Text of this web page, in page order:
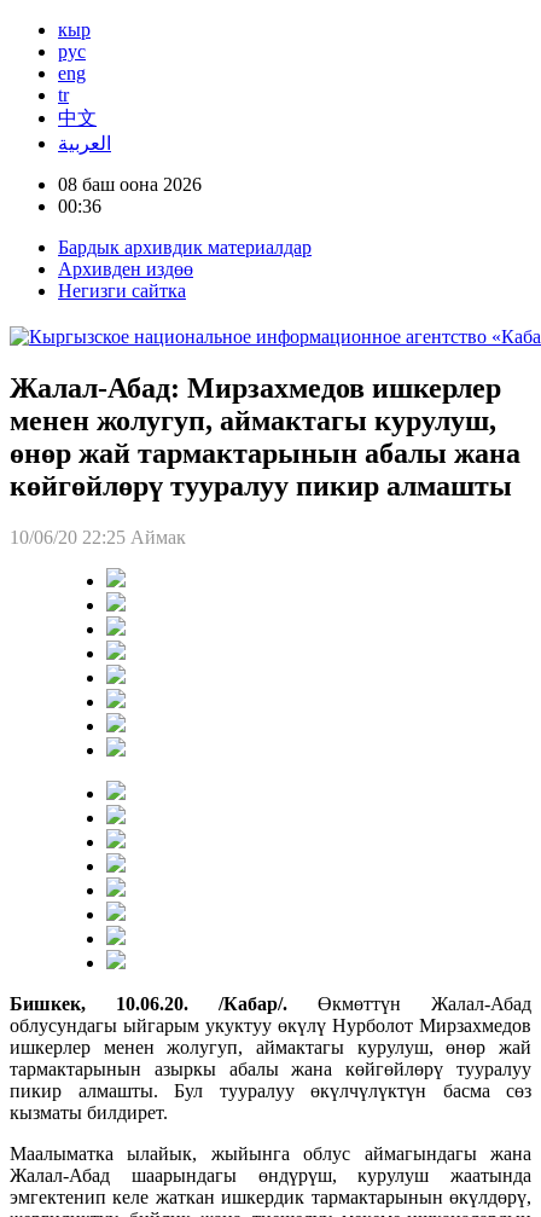
кыр
рус
eng
tr
中文
العربية
08 баш оона 2026
00:36
Бардык архивдик материалдар
Архивден издөө
Негизги сайтка
Жалал-Абад: Мирзахмедов ишкерлер
менен жолугуп, аймактагы курулуш,
өнөр жай тармактарынын абалы жана
көйгөйлөрү тууралуу пикир алмашты
10/06/20 22:25 Аймак
Бишкек, 10.06.20. /Кабар/. Өкмөттүн Жалал-Абад
облусундагы ыйгарым укуктуу өкүлү Нурболот Мирзахмедов
ишкерлер менен жолугуп, аймактагы курулуш, өнөр жай
тармактарынын азыркы абалы жана көйгөйлөрү тууралуу
пикир алмашты. Бул тууралуу өкүлчүлүктүн басма сөз
кызматы билдирет.
Маалыматка ылайык, жыйынга облус аймагындагы жана
Жалал-Абад шаарындагы өндүрүш, курулуш жаатында
эмгектенип келе жаткан ишкердик тармактарынын өкүлдөрү,